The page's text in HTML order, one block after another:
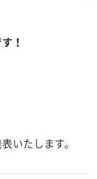
！
いたします。